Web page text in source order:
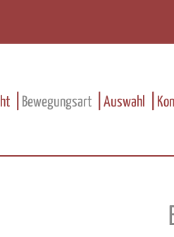
Bewegungsart Auswahl